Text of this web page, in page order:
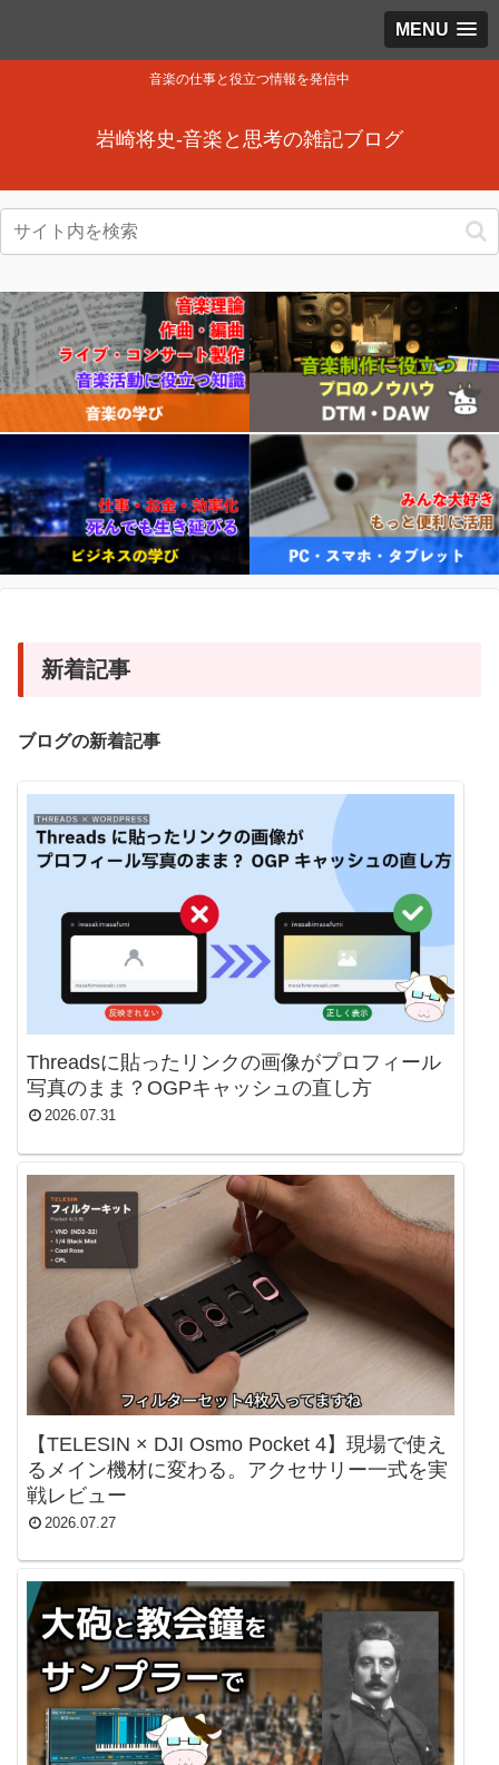
MENU
音楽の仕事と役立つ情報を発信中
岩崎将史-音楽と思考の雑記ブログ
新着記事
ブログの新着記事
Threadsに貼ったリンクの画像がプロフィール
写真のまま？OGPキャッシュの直し方
2026.07.31
【TELESIN × DJI Osmo Pocket 4】現場で使え
るメイン機材に変わる。アクセサリー一式を実
戦レビュー
2026.07.27